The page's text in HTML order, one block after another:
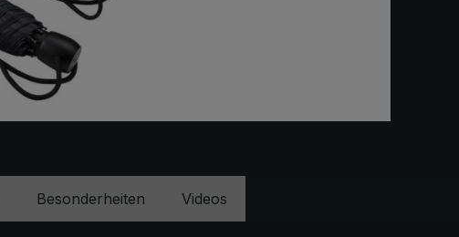
Besonderheiten Videos